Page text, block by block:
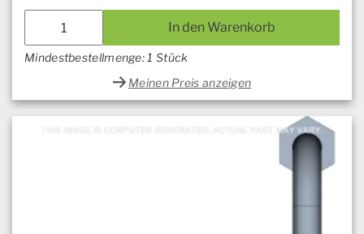
In den Warenkorb
Mindestbestellmenge: 1 Stück
Meinen Preis anzeigen